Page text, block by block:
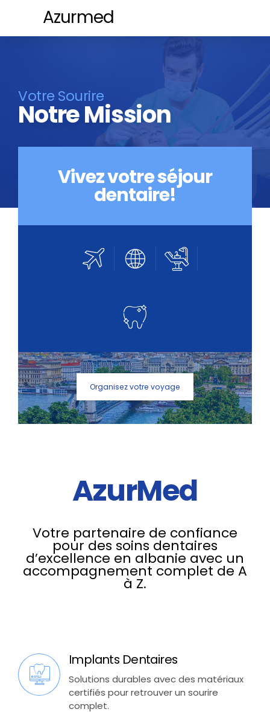
Azurmed
Votre Sourire
Notre Mission
Vivez votre séjour
dentaire!
Organisez votre voyage
AzurMed
Votre partenaire de confiance
pour des soins dentaires
d’excellence en albanie avec un
accompagnement complet de A
à Z.
Implants Dentaires
Solutions durables avec des matériaux
certifiés pour retrouver un sourire
complet.